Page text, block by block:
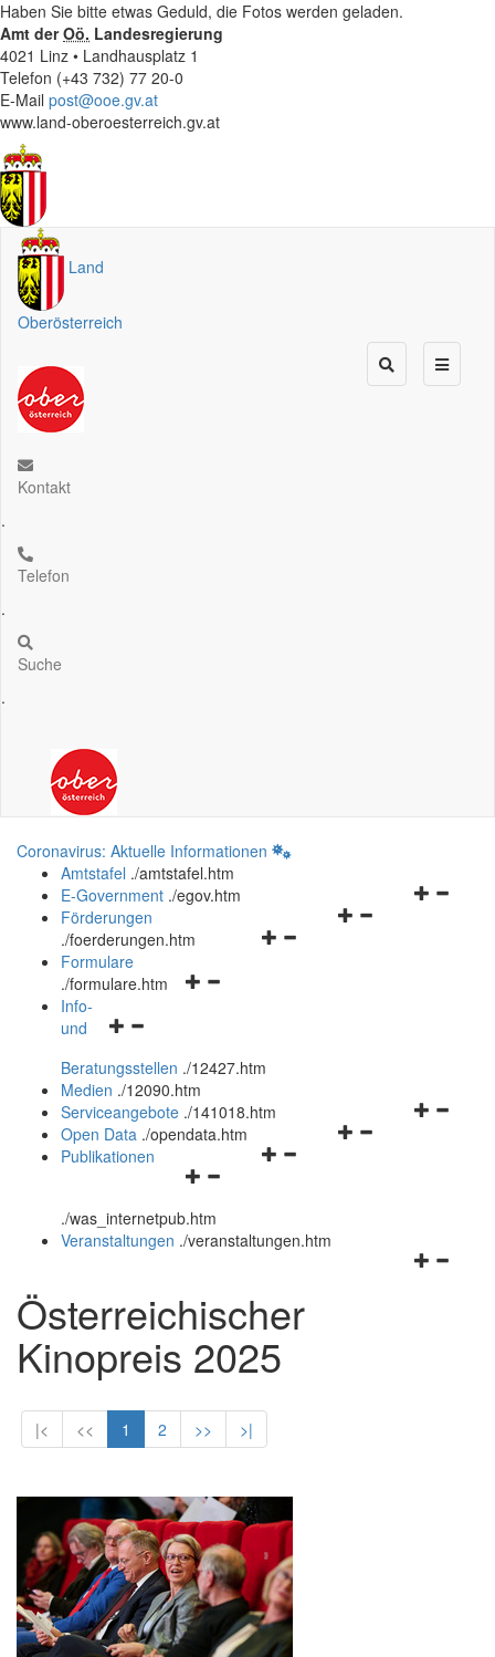
Haben Sie bitte etwas Geduld, die Fotos werden geladen.
Amt derOö. Landesregierung
4021 Linz • Landhausplatz 1
Telefon (+43 732) 77 20-0
E-Mail post@ooe.gv.at
www.land-oberoesterreich.gv.at
Land
Oberösterreich
Kontakt
.
Telefon
.
Suche
.
Coronavirus: Aktuelle Informationen
Amtstafel ./amtstafel.htm
Navigationsmenü
E-Government ./egov.htm
Navigationsmenü
Förderungen
./foerderungen.htm
Navigationsmenü
Formulare
./formulare.htm
Navigationsmenü
und
schließen
Info-
und
Beratungsstellen ./12427.htm
Medien ./12090.htm
Navigationsmenü
Serviceangebote ./141018.htm
Navigationsmenü
Open Data ./opendata.htm
Navigationsmenü
und
schließen
Publikationen
./was_internetpub.htm
Veranstaltungen ./veranstaltungen.htm
Österreichischer
Kinopreis 2025
|< << 1 2 >> >|